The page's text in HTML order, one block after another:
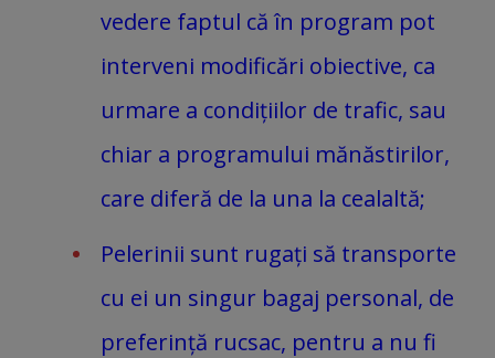
vedere faptul că în program pot
interveni modificări obiective, ca
urmare a condițiilor de trafic, sau
chiar a programului mănăstirilor,
care diferă de la una la cealaltă;
Pelerinii sunt rugați să transporte
cu ei un singur bagaj personal, de
preferință rucsac, pentru a nu fi